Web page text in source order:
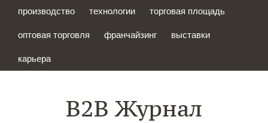
производство технологии торговая площадь
оптовая торговля франчайзинг выставки
карьера
B2B Журнал